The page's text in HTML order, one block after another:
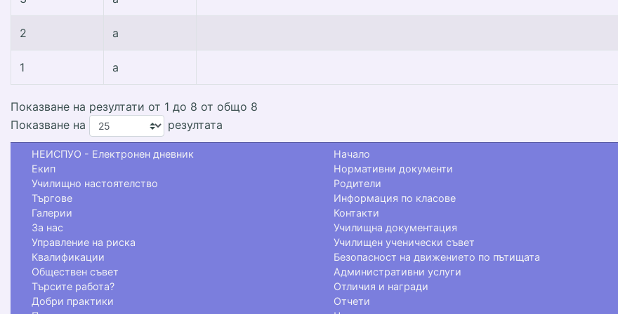
2 а
1 а
Показване на резултати от 1 до 8 от общо 8
Показване на
резултата
НЕИСПУО - Електронен дневник Начало
Екип
Нормативни документи
Училищно настоятелство
Родители
Търгове
Информация по класове
Галерии
Контакти
За нас
Училищна документация
Управление на риска
Училищен ученически съвет
Квалификации
Безопасност на движението по пътищата
Обществен съвет
Административни услуги
Търсите работа?
Отличия и награди
Добри практики
Отчети